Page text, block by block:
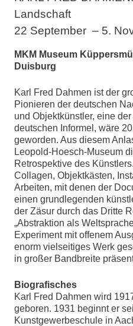
Landschaft
22 September – 5.
MKM Museum
Duisburg
Karl Fred Dahmen ist der
Pionieren der deutschen
und Objektkünstler, eine
deutschen Informel, wäre
geworden. Aus diesem
Leopold-Hoesch-Museum
Retrospektive des
Collagen, Objektkästen,
Arbeiten, mit denen der
einen grundlegenden
der Zäsur durch das Dritte
„Abstraktion als
Experiment mit offenem
enorm vielseitiges Werk
in großer Bandbreite
Biografisches
Karl Fred Dahmen wird
geboren. 1931 beginnt er
Kunstgewerbeschule in